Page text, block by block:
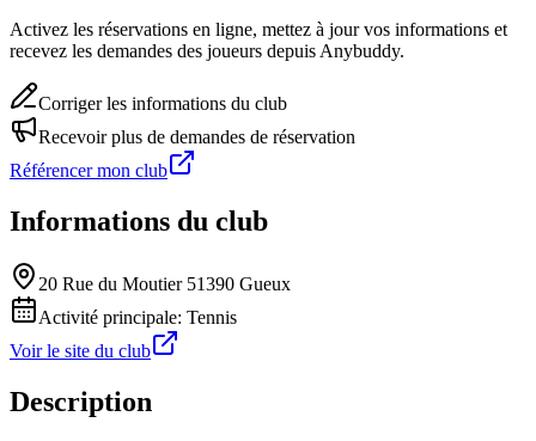
Activez les réservations en ligne, mettez à jour vos informations et
recevez les demandes des joueurs depuis Anybuddy.
Corriger les informations du club
Recevoir plus de demandes de réservation
Référencer mon club
Informations du club
20 Rue du Moutier 51390 Gueux
Activité principale: Tennis
Voir le site du club
Description